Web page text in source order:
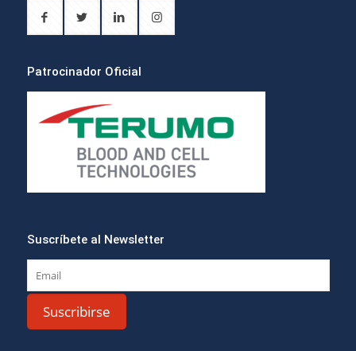
Patrocinador Oficial
Suscríbete al Newsletter